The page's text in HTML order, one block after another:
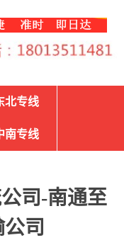
北专线
南专线
司-南通至
司